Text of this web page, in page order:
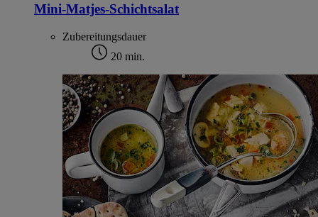
Mini-Matjes-Schichtsalat
Zubereitungsdauer
20 min.